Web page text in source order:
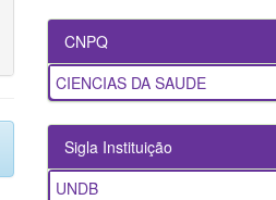
CNPQ
CIENCIAS DA SAUDE
Sigla Instituição
UNDB